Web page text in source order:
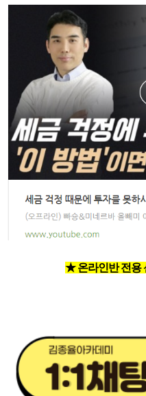
★ 온라인반 전용